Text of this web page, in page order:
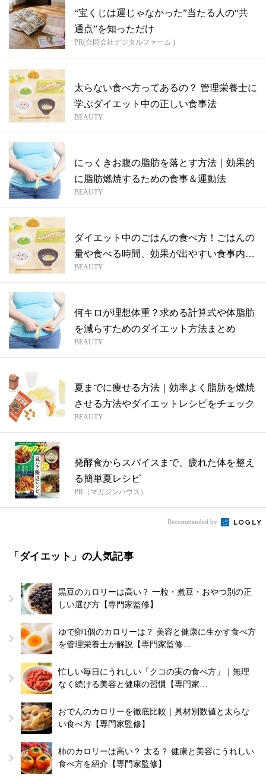
“宝くじは運じゃなかった”当たる人の“共
通点”を知っただけ
PR(合同会社デジタルファーム )
太らない食べ方ってあるの？ 管理栄養士に
学ぶダイエット中の正しい食事法
BEAUTY
にっくきお腹の脂肪を落とす方法｜効果的
に脂肪燃焼するための食事＆運動法
BEAUTY
ダイエット中のごはんの食べ方！ごはんの
量や食べる時間、効果が出やすい食事内容
も！
BEAUTY
何キロが理想体重？求める計算式や体脂肪
を減らすためのダイエット方法まとめ
BEAUTY
夏までに痩せる方法｜効率よく脂肪を燃焼
させる方法やダイエットレシピをチェック
BEAUTY
発酵食からスパイスまで、疲れた体を整え
る簡単夏レシピ
PR（マガジンハウス）
Recommended by
「ダイエット」の人気記事
黒豆のカロリーは高い？ 一粒・煮豆・おやつ別の正
しい選び方【専門家監修】
ゆで卵1個のカロリーは？ 美容と健康に生かす食べ方
を管理栄養士が解説【専門家監修…
忙しい毎日にうれしい「クコの実の食べ方」｜無理
なく続ける美容と健康の習慣【専門家…
おでんのカロリーを徹底比較｜具材別数値と太らな
い食べ方【専門家監修】
柿のカロリーは高い？ 太る？ 健康と美容にうれしい
食べ方を紹介【専門家監修】